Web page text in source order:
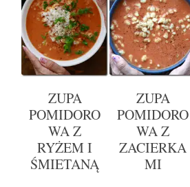
ZUPA
POMIDORO
WA Z
RYŻEM I
ŚMIETANĄ
ZUPA
POMIDORO
WA Z
ZACIERKA
MI